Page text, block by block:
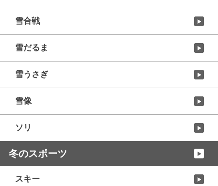
雪合戦
雪だるま
雪うさぎ
雪像
ソリ
冬のスポーツ
スキー